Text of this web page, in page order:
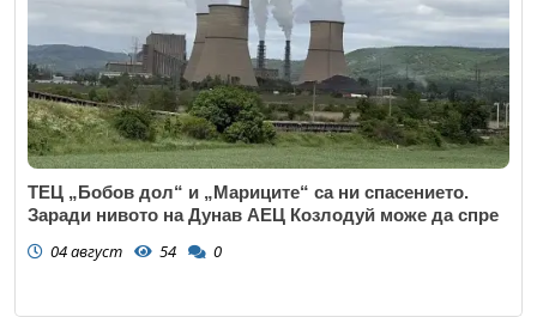
ТЕЦ „Бобов дол“ и „Мариците“ са ни спасението.
Заради нивото на Дунав АЕЦ Козлодуй може да спре
04 август 54 0